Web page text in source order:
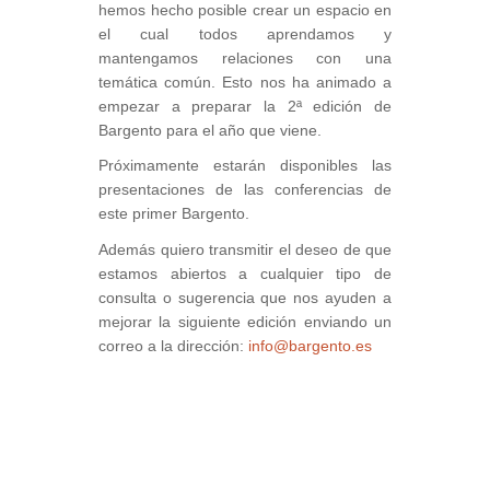
hemos hecho posible crear un espacio en
el cual todos aprendamos y
mantengamos relaciones con una
temática común. Esto nos ha animado a
empezar a preparar la 2ª edición de
Bargento para el año que viene.
Próximamente estarán disponibles las
presentaciones de las conferencias de
este primer Bargento.
Además quiero transmitir el deseo de que
estamos abiertos a cualquier tipo de
consulta o sugerencia que nos ayuden a
mejorar la siguiente edición enviando un
correo a la dirección: info@bargento.es